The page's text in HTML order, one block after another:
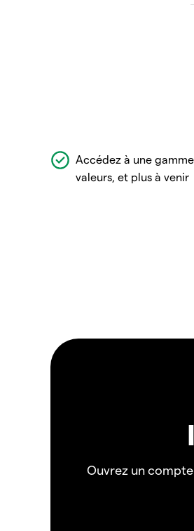
Accédez à une
valeurs, et plus à venir
Ouvrez un